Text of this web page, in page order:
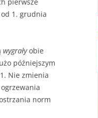
– JAK HISZPAŃSKA INKWIZYCJA
od 1. grudnia
wygrałyobie
późniejszym
Nie zmienia
norm